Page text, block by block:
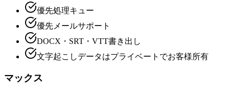
優先処理キュー
優先メールサポート
DOCX・SRT・VTT書き出し
文字起こしデータはプライベートでお客様所有
マックス